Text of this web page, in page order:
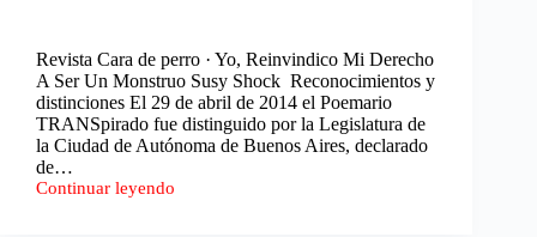
Revista Cara de perro · Yo, Reinvindico Mi Derecho
A Ser Un Monstruo Susy Shock Reconocimientos y
distinciones El 29 de abril de 2014 el Poemario
TRANSpirado fue distinguido por la Legislatura de
la Ciudad de Autónoma de Buenos Aires, declarado
de…
Continuar leyendo
Yo,